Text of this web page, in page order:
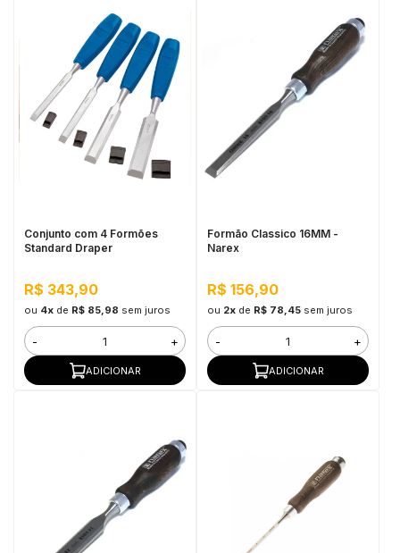
Conjunto com 4 Formões
Standard Draper
R$ 343,90
ou 4xde R$ 85,98 sem juros
- +
ADICIONAR
Formão Classico 16MM -
Narex
R$ 156,90
ou 2xde R$ 78,45 sem juros
- +
ADICIONAR